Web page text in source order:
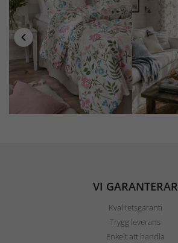
VI GARANTERAR
Kvalitetsgaranti
Trygg leverans
Enkelt att handla